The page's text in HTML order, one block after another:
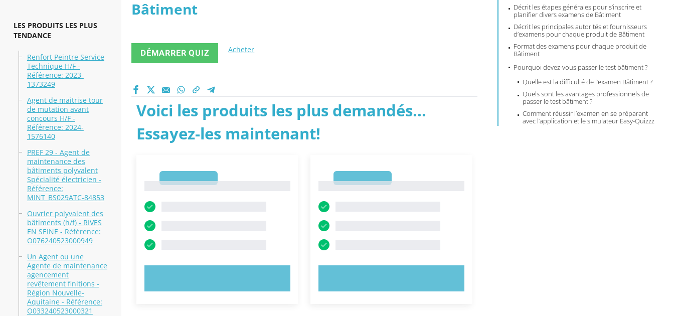
LES PRODUITS LES PLUS
TENDANCE
Renfort Peintre Service
Technique H/F -
Référence: 2023-
1373249
Agent de maitrise tour
de mutation avant
concours H/F -
Référence: 2024-
1576140
PREF 29 - Agent de
maintenance des
bâtiments polyvalent
Spécialité électricien -
Référence:
MINT_BS029ATC-84853
Ouvrier polyvalent des
bâtiments (h/f) - RIVES
EN SEINE - Référence:
O076240523000949
Un Agent ou une
Agente de maintenance
agencement
revêtement finitions -
Région Nouvelle-
Aquitaine - Référence:
O033240523000321
Décrit les étapes générales pour s’inscrire et
planifier divers examens de Bâtiment
Décrit les principales autorités et fournisseurs
d’examens pour chaque produit de Bâtiment
Format des examens pour chaque produit de
Bâtiment
Pourquoi devez-vous passer le test bâtiment ?
Quelle est la difficulté de l’examen Bâtiment ?
Quels sont les avantages professionnels de
passer le test bâtiment ?
Comment réussir l’examen en se préparant
avec l’application et le simulateur Easy-Quizzz
Bâtiment
DÉMARRER QUIZ Acheter
Voici les produits les plus demandés...
Essayez-les maintenant!